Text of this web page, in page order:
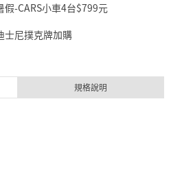
-CARS小車4台$799元
尼撲克牌加購
規格說明